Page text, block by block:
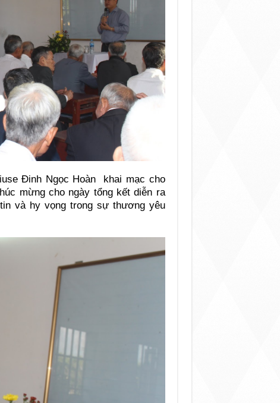
Đinh Ngọc Hoàn khai mạc cho
mừng cho ngày tổng kết diễn ra
và hy vọng trong sự thương yêu